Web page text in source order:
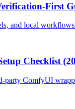
First
and local
Checklist
ComfyUI